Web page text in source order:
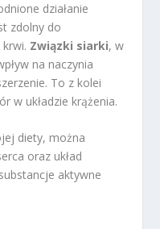
działanie
zdolny do
Związki siarki, w
na naczynia
To z kolei
w układzie krążenia.
diety, można
oraz układ
aktywne